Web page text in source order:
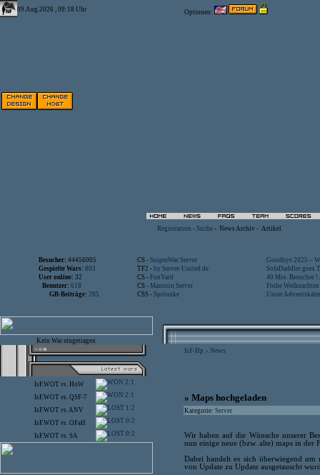
09.Aug.2026 , 09:18 Uhr Optionen:
Registration - Suche - News Archiv - Artikel
Besucher: 44456005 CS - SniperWar Server
Goodbye 2025 –
Gespielte Wars: 803 TF2 - by Server-United.de
SofaDaddler goes
User online: 32 CS - FunYard
40 Mio. Beuscher
Benutzer: 618 CS - Mansion Server
Frohe
GB-Beiträge: 285 CSS - Spelunke Unser
Kein War eingetragen
IsF.WOT vs. HoW 2:1
IsF.WOT vs. QSF-7 2:1
IsF.WOT vs.ANV 1:2
IsF.WOT vs. OFaH 0:2
IsF.WOT vs. SA 0:2
IsF-Hp > News
» Maps hochgeladen
Kategorie: Server
Wir haben auf die Wünsche unserer
nun einige neue (bzw. alte) maps in der
Dabei handelt es sich überwiegend
von Update zu Update ausgetauscht